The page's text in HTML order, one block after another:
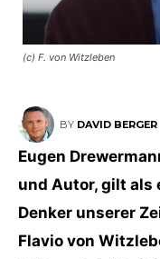
(c) F. von Witzleben
BY DAVID BERGER
Eugen
und Autor, gilt als
Denker unserer
Flavio von